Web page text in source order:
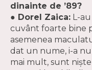
dinainte de ’89?
● Dorel Zaica: L-
cuvânt foarte bine
asemenea
dat un nume, i-a
mai mult, sunt